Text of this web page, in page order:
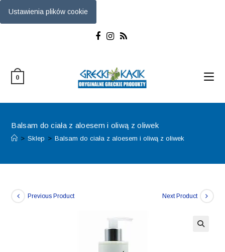
Ustawienia plików cookie
0
Balsam do ciała z aloesem i oliwą z oliwek
> Sklep > Balsam do ciała z aloesem i oliwą z oliwek
Previous Product Next Product